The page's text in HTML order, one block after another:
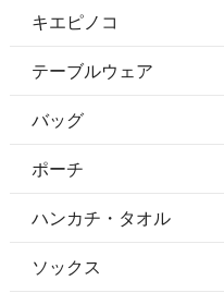
キエピノコ
テーブルウェア
バッグ
ポーチ
ハンカチ・タオル
ソックス